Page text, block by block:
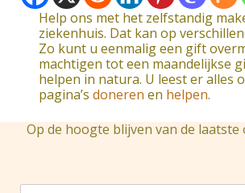
Help ons met het zelfstandig
ziekenhuis. Dat kan op
Zo kunt u eenmalig een gift
machtigen tot een maandelijkse
helpen in natura. U leest er alles
pagina’s doneren en helpen.
Op de hoogte blijven van de